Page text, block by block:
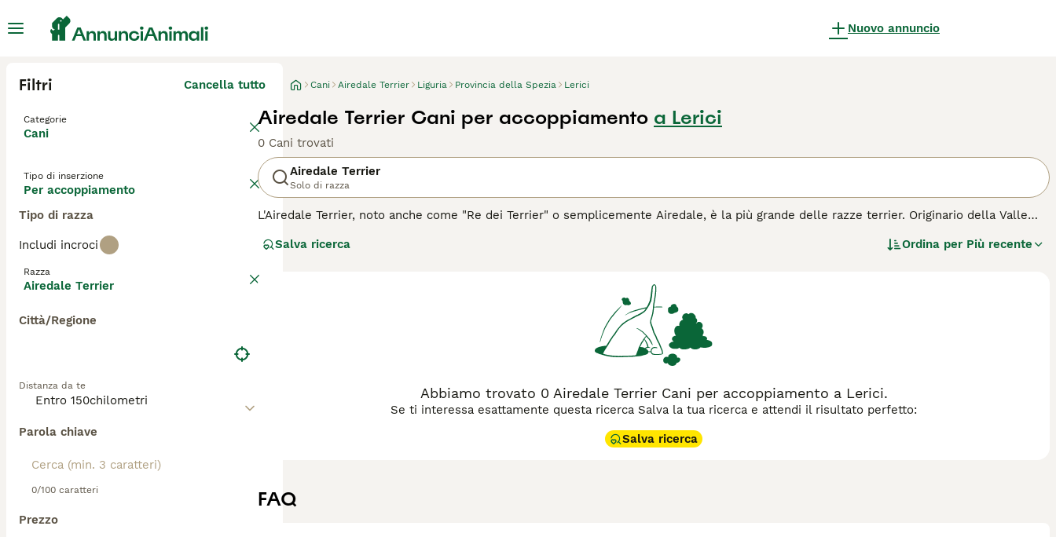
Nuovo annuncio
Filtri Cancella tutto
Categorie
Cani
Tipo di inserzione
Per accoppiamento
Tipo di razza
Includi incroci
Razza
Airedale Terrier
Città/Regione
Distanza da te
Parola chiave
0/100 caratteri
Prezzo
Cani Airedale Terrier Liguria Provincia della Spezia Lerici
Airedale Terrier Cani per accoppiamento a Lerici
0 Cani trovati
Airedale Terrier
Solo di razza
L'Airedale Terrier, noto anche come "Re dei Terrier" o semplicemente Airedale, è la più grande delle razze terrier. Originario della Valle
Gli Airedale sono noti per la loro versatilità, coraggio e indipendenza. Sono eccellenti cani da lavoro, capaci in molteplici discipline, da
Richiedono una formazione coerente e un'esposizione precoce alla socializzazione. Grazie alla loro energia e intelligenza, gli Airedale
Terrier amano le sfide mentali e fisiche, rendendoli compagni ideali per i proprietari attivi.
Per scoprire se l'Airedale Terrier è il cane giusto per te, leggi la guida all'acquisto per questa razza.
Salva ricerca Ordina per Più recente
Abbiamo trovato 0 Airedale Terrier Cani per accoppiamento a Lerici.
Se ti interessa esattamente questa ricerca Salva la tua ricerca e attendi il risultato perfetto:
Salva ricerca
FAQ